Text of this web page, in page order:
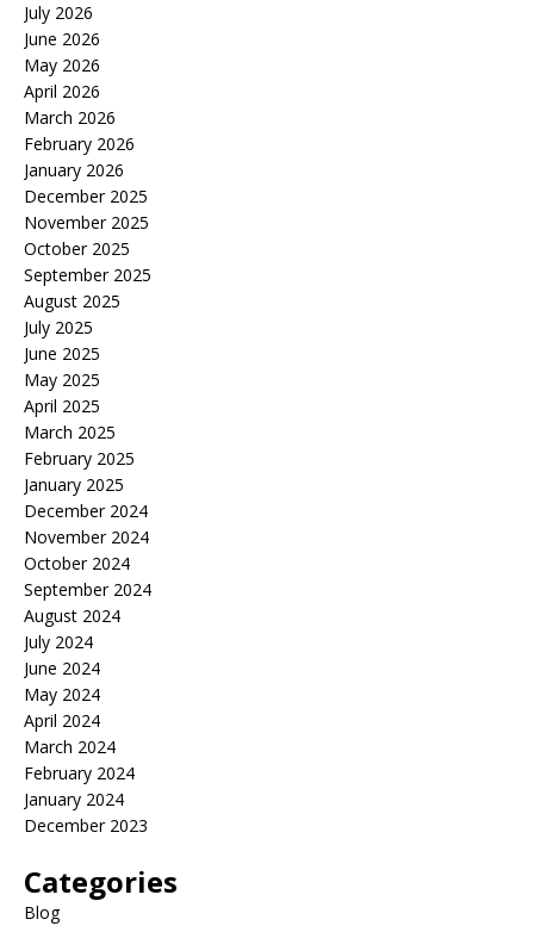
July 2026
June 2026
May 2026
April 2026
March 2026
February 2026
January 2026
December 2025
November 2025
October 2025
September 2025
August 2025
July 2025
June 2025
May 2025
April 2025
March 2025
February 2025
January 2025
December 2024
November 2024
October 2024
September 2024
August 2024
July 2024
June 2024
May 2024
April 2024
March 2024
February 2024
January 2024
December 2023
Categories
Blog